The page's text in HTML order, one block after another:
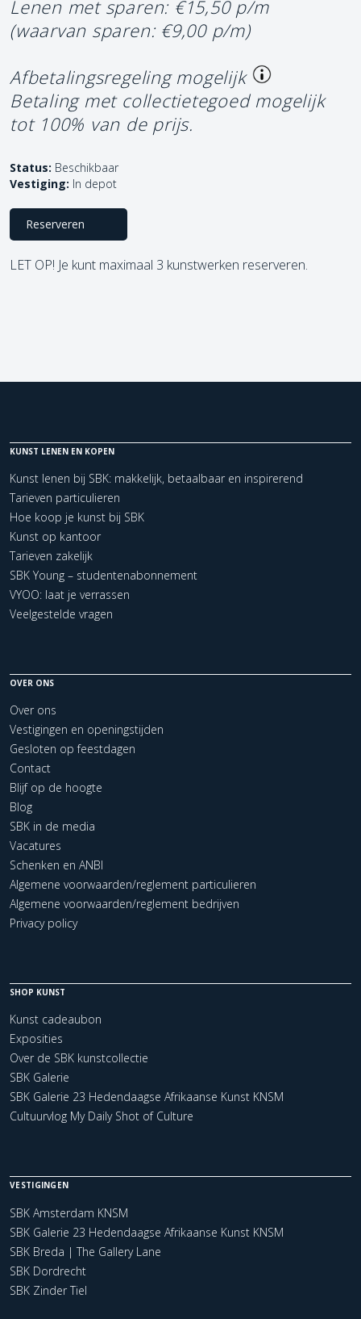
Lenen met sparen: €15,50 p/m
(waarvan sparen: €9,00 p/m)
Afbetalingsregeling mogelijk
Betaling met collectietegoed mogelijk
tot 100% van de prijs.
Status: Beschikbaar
Vestiging: In depot
Reserveren
LET OP! Je kunt maximaal 3 kunstwerken reserveren.
KUNST LENEN EN KOPEN
Kunst lenen bij SBK: makkelijk, betaalbaar en inspirerend
Tarieven particulieren
Hoe koop je kunst bij SBK
Kunst op kantoor
Tarieven zakelijk
SBK Young – studentenabonnement
VYOO: laat je verrassen
Veelgestelde vragen
OVER ONS
Over ons
Vestigingen en openingstijden
Gesloten op feestdagen
Contact
Blijf op de hoogte
Blog
SBK in de media
Vacatures
Schenken en ANBI
Algemene voorwaarden/reglement particulieren
Algemene voorwaarden/reglement bedrijven
Privacy policy
SHOP KUNST
Kunst cadeaubon
Exposities
Over de SBK kunstcollectie
SBK Galerie
SBK Galerie 23 Hedendaagse Afrikaanse Kunst KNSM
Cultuurvlog My Daily Shot of Culture
VESTIGINGEN
SBK Amsterdam KNSM
SBK Galerie 23 Hedendaagse Afrikaanse Kunst KNSM
SBK Breda | The Gallery Lane
SBK Dordrecht
SBK Zinder Tiel